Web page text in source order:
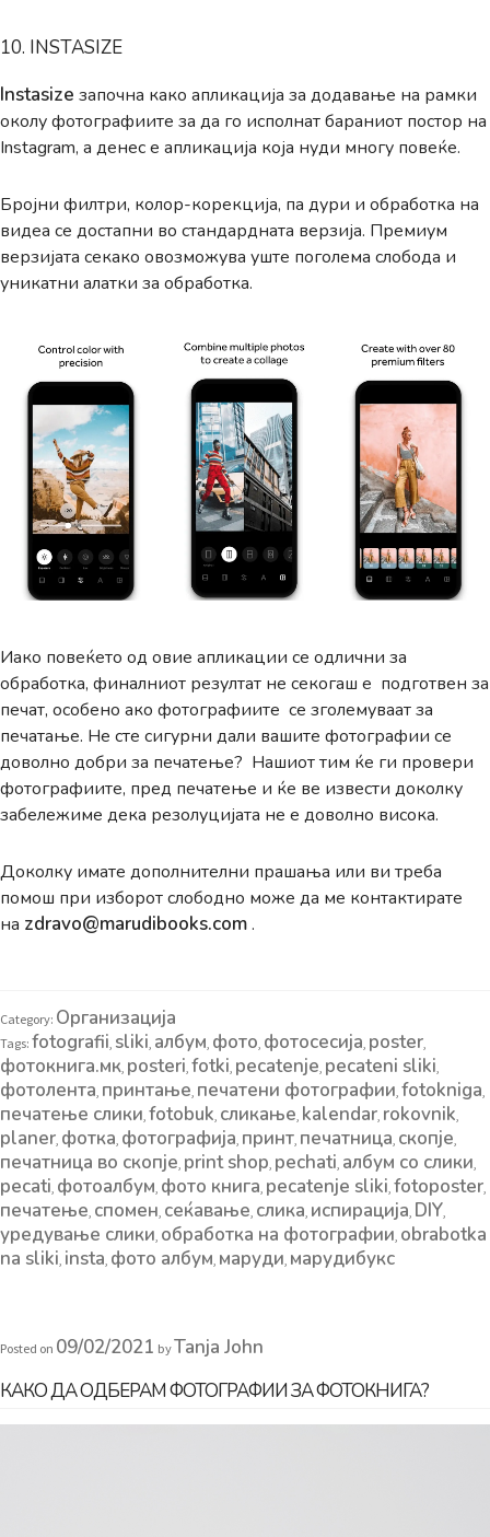
10. INSTASIZE
Instasize започна како апликација за додавање на рамки
околу фотографиите за да го исполнат бараниот постор на
Instagram, а денес е апликација која нуди многу повеќе.
Бројни филтри, колор-корекција, па дури и обработка на
видеа се достапни во стандардната верзија. Премиум
верзијата секако овозможува уште поголема слобода и
уникатни алатки за обработка.
Иако повеќето од овие апликации се одлични за
обработка, финалниот резултат не секогаш е подготвен за
печат, особено ако фотографиите се зголемуваат за
печатање. Не сте сигурни дали вашите фотографии се
доволно добри за печатење? Нашиот тим ќе ги провери
фотографиите, пред печатење и ќе ве извести доколку
забележиме дека резолуцијата не е доволно висока.
Доколку имате дополнителни прашања или ви треба
помош при изборот слободно може да ме контактирате
на zdravo@marudibooks.com.
Category: Организација
Tags: fotografii sliki албум фото фотосесија poster
фотокнига.мк posteri fotki pecatenje pecateni sliki
фотолента принтање печатени фотографии fotokniga
печатење слики fotobuk сликање kalendar rokovnik
planer фотка фотографија принт печатница скопје
печатница во скопје print shop pechati албум со слики
pecati фотоалбум фото книга pecatenje sliki fotoposter
печатење спомен сеќавање слика испирација DIY
уредување слики обработка на фотографии obrabotka
na sliki insta фото албум маруди марудибукс
Posted on 09/02/2021 byTanja John
КАКО ДА ОДБЕРАМ ФОТОГРАФИИ ЗА ФОТОКНИГА?